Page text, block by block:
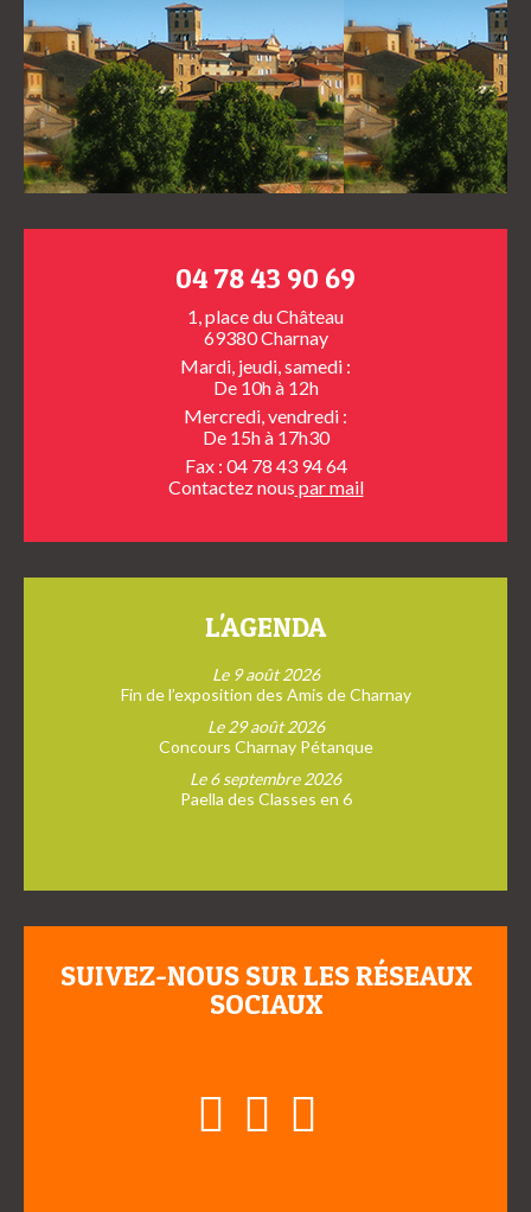
04 78 43 90 69
1, place du Château
69380 Charnay
Mardi, jeudi, samedi :
De 10h à 12h
Mercredi, vendredi :
De 15h à 17h30
Fax : 04 78 43 94 64
Contactez nous par mail
L'AGENDA
Le 9 août 2026
Fin de l’exposition des Amis de Charnay
Le 29 août 2026
Concours Charnay Pétanque
Le 6 septembre 2026
Paella des Classes en 6
SUIVEZ-NOUS SUR LES RÉSEAUX
SOCIAUX